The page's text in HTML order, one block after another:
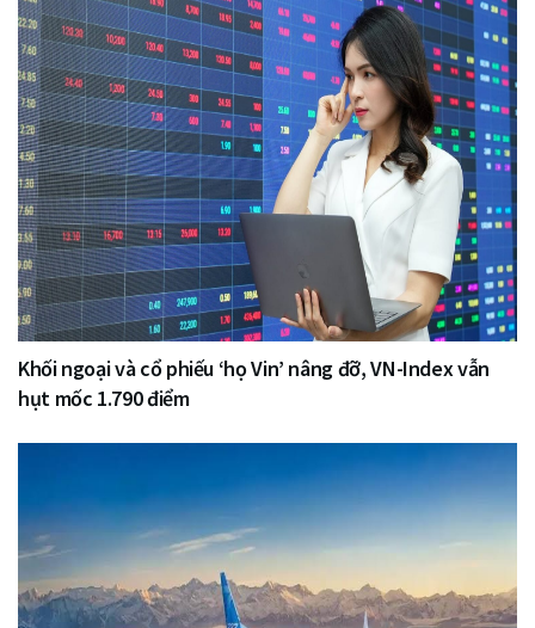
Khối ngoại và cổ phiếu ‘họ Vin’ nâng đỡ, VN-Index vẫn
hụt mốc 1.790 điểm